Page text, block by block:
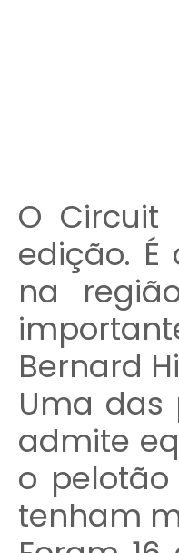
O Circuit
edição.
na
Bernard
Uma das
admite
o
tenham